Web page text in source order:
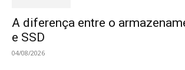
A diferença entre o
e SSD
04/08/2026